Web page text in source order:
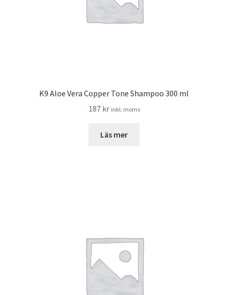
K9 Aloe Vera Copper Tone Shampoo 300 ml
187 kr inkl. moms
Läs mer